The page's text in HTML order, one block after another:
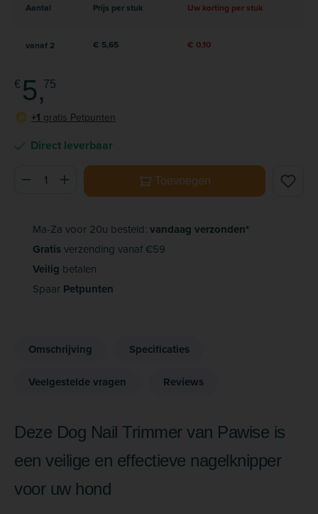
Direct leverbaar
Aantal Prijs per stuk Uw korting per stuk
vanaf 2 € 5,65 € 0,10
€ 5,75
Producthoeveelheid: Voer de gewenste hoeveelheid in of
Toevoegen
P +1 gratis Petpunten
Ma-Za voor 20u besteld: vandaag verzonden*
Gratisverzending vanaf €59
Veilig betalen
Spaar Petpunten
Omschrijving Specificaties
Veelgestelde vragen Reviews
Deze Dog Nail Trimmer van Pawise is
een veilige en effectieve nagelknipper
voor uw hond